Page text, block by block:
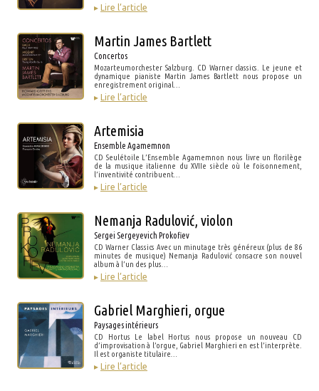
▸ Lire l’article
Martin James Bartlett
Concertos
Mozarteumorchester Salzburg. CD Warner classics. Le jeune et
dynamique pianiste Martin James Bartlett nous propose un
enregistrement original…
▸ Lire l’article
Artemisia
Ensemble Agamemnon
CD Seulétoile L’Ensemble Agamemnon nous livre un florilège
de la musique italienne du XVIIe siècle où le foisonnement,
l’inventivité contribuent…
▸ Lire l’article
Nemanja Radulović, violon
Sergei Sergeyevich Prokofiev
CD Warner Classics Avec un minutage très généreux (plus de 86
minutes de musique) Nemanja Radulović consacre son nouvel
album à l’un des plus…
▸ Lire l’article
Gabriel Marghieri, orgue
Paysages intérieurs
CD Hortus Le label Hortus nous propose un nouveau CD
d’improvisation à l’orgue, Gabriel Marghieri en est l’interprète.
Il est organiste titulaire…
▸ Lire l’article